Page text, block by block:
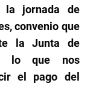
la jornada de
convenio que
la Junta de
lo que nos
el pago del